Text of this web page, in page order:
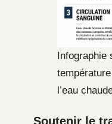
Infographie
l’eau
Soutenir le